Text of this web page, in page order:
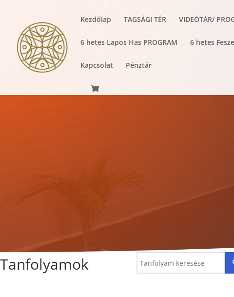
Kezdőlap TAGSÁGI TÉR VIDEÓTÁR/
6 hetes Lapos Has PROGRAM 6 hetes
Kapcsolat Pénztár
Tanfolyamok